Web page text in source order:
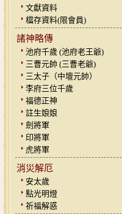
文獻資料
檔存資料(限會員)
諸神略傳
池府千歲 (池府老王爺)
三曹元帥 (三曹老爺)
三太子（中壇元帥）
李府三位千歲
福德正神
註生娘娘
劍將軍
印將軍
虎將軍
消災解厄
安太歲
點光明燈
祈福解惑